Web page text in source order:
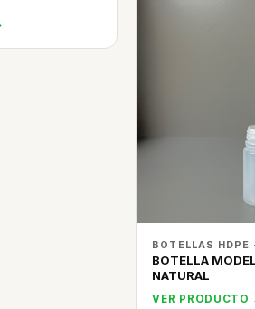
BOTELLAS HDPE
BOTELLA
NATURAL
VER PRODUCTO